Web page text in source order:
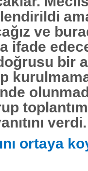
ve
ifade
bir
verdi.
ortaya